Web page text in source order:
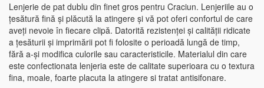
Lenjerie de pat dublu din finet gros pentru Craciun. Lenjeriile au o
țesătură fină și plăcută la atingere și vă pot oferi confortul de care
aveți nevoie în fiecare clipă. Datorită rezistenței și calității ridicate
a țesăturii și imprimării pot fi folosite o perioadă lungă de timp,
fără a-și modifica culorile sau caracteristicile. Materialul din care
este confectionata lenjeria este de calitate superioara cu o textura
fina, moale, foarte placuta la atingere si tratat antisifonare.